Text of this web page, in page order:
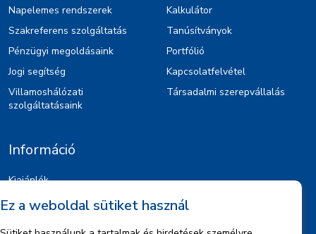
Napelemes rendszerek
Szakreferens szolgáltatás
Pénzügyi megoldásaink
Jogi segítség
Villamoshálózati
szolgáltatásaink
Kalkulátor
Tanúsítványok
Portfólió
Kapcsolatfelvétel
Társadalmi szerepvállalás
Információ
Kiajánlók
Jognyilatkozat
Ez a weboldal sütiket használ